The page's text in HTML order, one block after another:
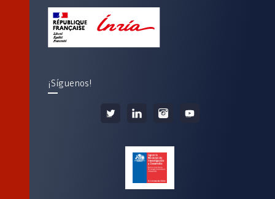
¡Síguenos!